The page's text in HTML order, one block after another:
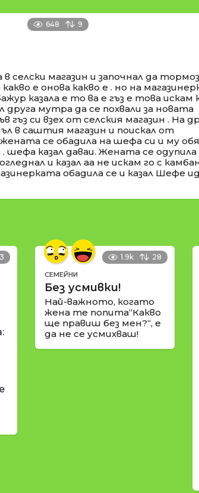
648 9
селски магазин и започнал да
е онова какво е . но на
казала е то ва е гъз е това искам
друга мутра да се похвали за новата
гъз си взех от селския магазин . На
в саштия магазин и поискал от
се обадила на шефа си и му
шефа казал даваи. Жената се одупила
и казал аа не искам го с
обадила се и казал Шефе
1.9k 28
СЕМЕЙНИ
Без усмивки!
Най-важното, когато
жена те попита“Какво
ще правиш без мен?“, е
да не се усмихваш!